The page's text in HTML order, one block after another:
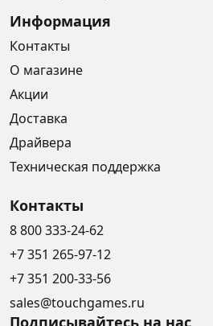
Информация
Контакты
О магазине
Акции
Доставка
Драйвера
Техническая поддержка
Контакты
8 800 333-24-62
+7 351 265-97-12
+7 351 200-33-56
sales@touchgames.ru
Подписывайтесь на нас